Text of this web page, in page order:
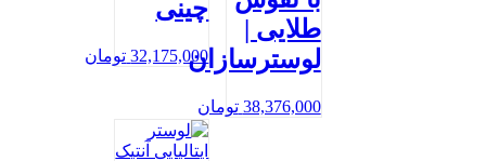
طلایی |
لوسترسازان
38,376,000 تومان
چینی
32,175,000 تومان